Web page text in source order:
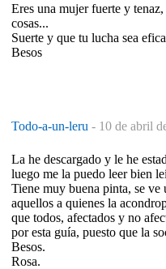
Eres una mujer fuerte y
cosas...
Suerte y que tu lucha sea
Besos
Todo-a-un-leru - 10 de abril
La he descargado y le he
luego me la puedo leer bien
Tiene muy buena pinta, se ve
aquellos a quienes la
que todos, afectados y no
por esta guía, puesto que la
Besos.
Rosa.